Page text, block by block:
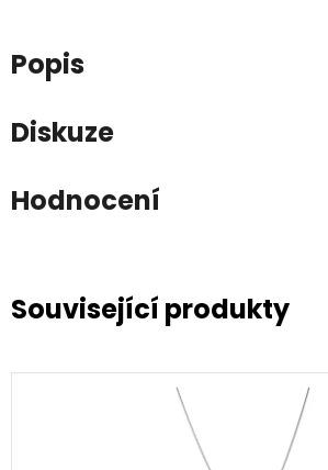
Popis
Diskuze
Hodnocení
Související produkty